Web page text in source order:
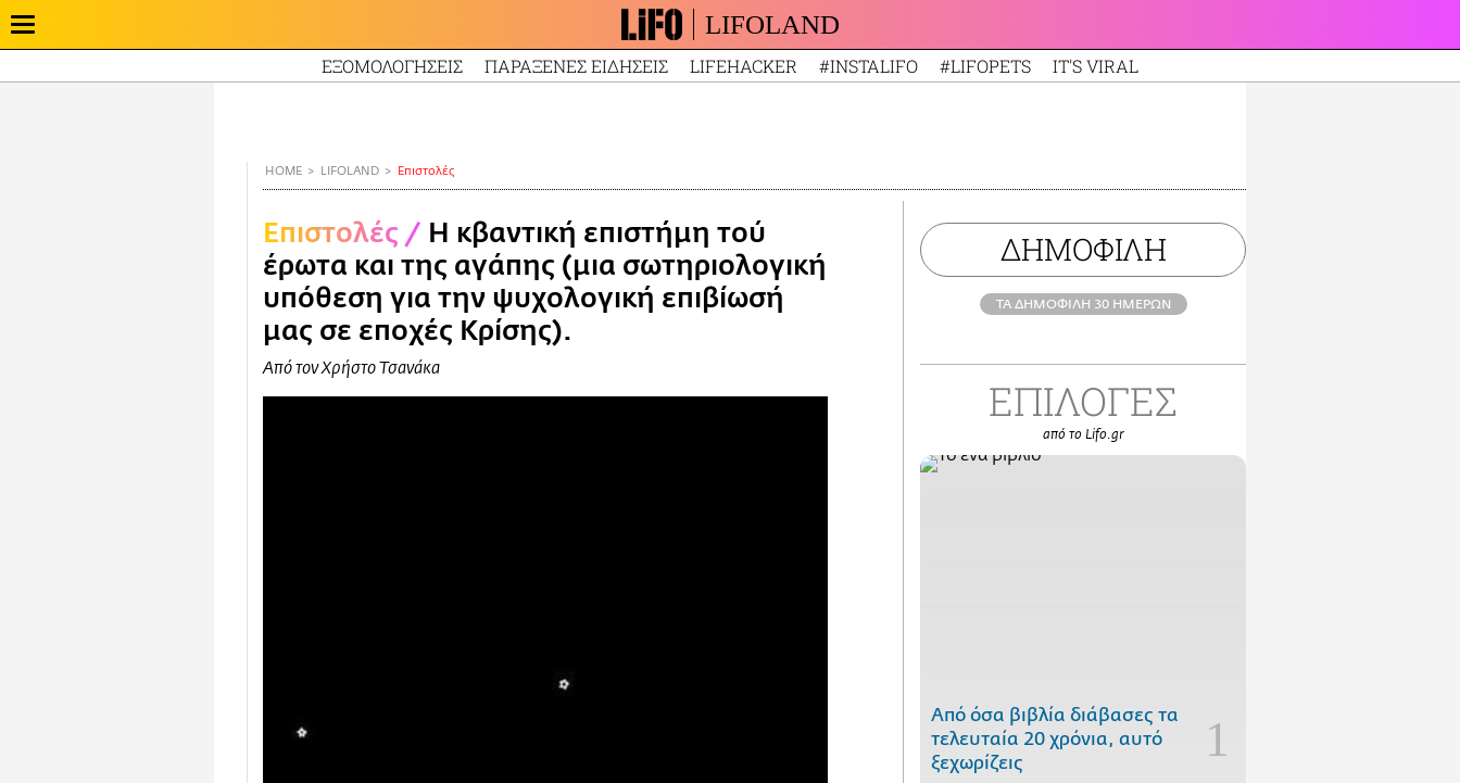
Παράκαμψη
LIFOLAND
ΕΞΟΜΟΛΟΓΗΣΕΙΣ ΠΑΡΑΞΕΝΕΣ ΕΙΔΗΣΕΙΣ LIFEHACKER #INSTALIFO #LIFOPETS IT'S VIRAL
HOME LIFOLAND Επιστολές
Επιστολές / Η κβαντική επιστήμη τού
έρωτα και της αγάπης (μια σωτηριολογική
υπόθεση για την ψυχολογική επιβίωσή
μας σε εποχές Κρίσης).
Από τον Χρήστο Τσανάκα
ΔΗΜΟΦΙΛΗ
ΤΑ ΔΗΜΟΦΙΛΗ 30 ΗΜΕΡΩΝ
ΕΠΙΛΟΓΕΣ
από το Lifo.gr
Από όσα βιβλία διάβασες τα
τελευταία 20 χρόνια, αυτό
ξεχωρίζεις